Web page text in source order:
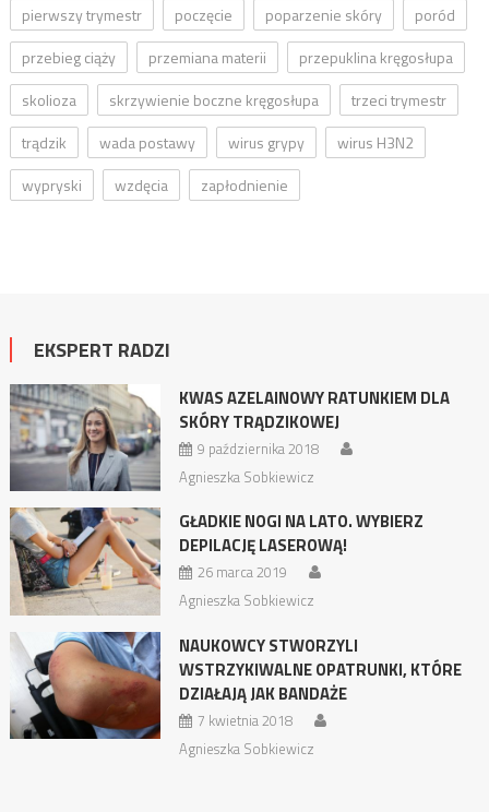
pierwszy trymestr
poczęcie poparzenie skóry
poród
przebieg ciąży
przemiana materii
przepuklina kręgosłupa
skolioza
skrzywienie boczne kręgosłupa
trzeci trymestr
trądzik
wada postawy wirus grypy
wirus H3N2
wypryski
wzdęcia zapłodnienie
EKSPERT RADZI
KWAS AZELAINOWY RATUNKIEM DLA
SKÓRY TRĄDZIKOWEJ
9 października 2018
Agnieszka Sobkiewicz
GŁADKIE NOGI NA LATO. WYBIERZ
DEPILACJĘ LASEROWĄ!
26 marca 2019
Agnieszka Sobkiewicz
NAUKOWCY STWORZYLI
WSTRZYKIWALNE OPATRUNKI, KTÓRE
DZIAŁAJĄ JAK BANDAŻE
7 kwietnia 2018
Agnieszka Sobkiewicz